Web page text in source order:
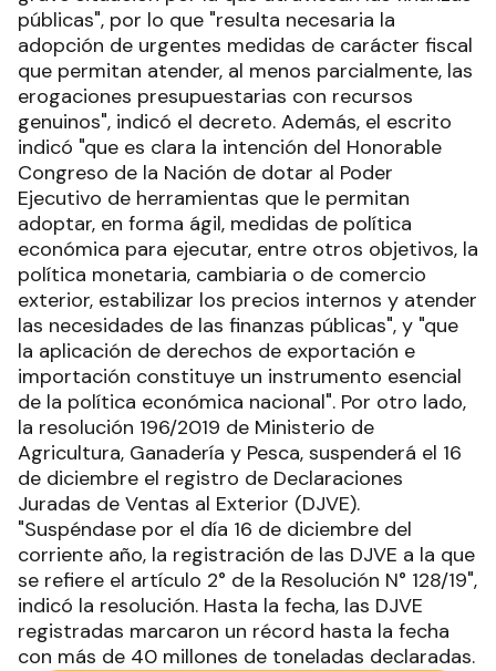
públicas", por lo que "resulta necesaria la
adopción de urgentes medidas de carácter fiscal
que permitan atender, al menos parcialmente, las
erogaciones presupuestarias con recursos
genuinos", indicó el decreto. Además, el escrito
indicó "que es clara la intención del Honorable
Congreso de la Nación de dotar al Poder
Ejecutivo de herramientas que le permitan
adoptar, en forma ágil, medidas de política
económica para ejecutar, entre otros objetivos, la
política monetaria, cambiaria o de comercio
exterior, estabilizar los precios internos y atender
las necesidades de las finanzas públicas", y "que
la aplicación de derechos de exportación e
importación constituye un instrumento esencial
de la política económica nacional". Por otro lado,
la resolución 196/2019 de Ministerio de
Agricultura, Ganadería y Pesca, suspenderá el 16
de diciembre el registro de Declaraciones
Juradas de Ventas al Exterior (DJVE).
"Suspéndase por el día 16 de diciembre del
corriente año, la registración de las DJVE a la que
se refiere el artículo 2° de la Resolución N° 128/19",
indicó la resolución. Hasta la fecha, las DJVE
registradas marcaron un récord hasta la fecha
con más de 40 millones de toneladas declaradas.